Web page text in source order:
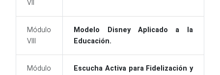
VII
Módulo
VIII
Modelo Disney Aplicado a la
Educación.
Módulo
Escucha Activa para Fidelización y